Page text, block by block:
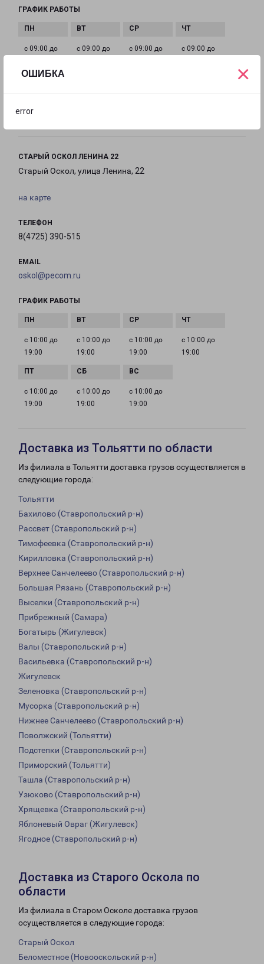
ОШИБКА
error
×
ГРАФИК РАБОТЫ
с 09:00 до
с 09:00 до
с 09:00 до
с 09:00 до
18:00
СТАРЫЙ ОСКОЛ ЛЕНИНА 22
Старый Оскол, улица Ленина, 22
на карте
ТЕЛЕФОН
8(4725) 390-515
EMAIL
oskol@pecom.ru
ГРАФИК РАБОТЫ
с 10:00 до
19:00
с 10:00 до
19:00
с 10:00 до
19:00
с 10:00 до
19:00
с 10:00 до
19:00
с 10:00 до
19:00
с 10:00 до
19:00
Доставка из Тольятти по области
Из филиала в Тольятти доставка грузов осуществляется в
следующие города:
Тольятти
Бахилово (Ставропольский р-н)
Рассвет (Ставропольский р-н)
Тимофеевка (Ставропольский р-н)
Кирилловка (Ставропольский р-н)
Верхнее Санчелеево (Ставропольский р-н)
Большая Рязань (Ставропольский р-н)
Выселки (Ставропольский р-н)
Прибрежный (Самара)
Богатырь (Жигулевск)
Валы (Ставропольский р-н)
Васильевка (Ставропольский р-н)
Жигулевск
Зеленовка (Ставропольский р-н)
Мусорка (Ставропольский р-н)
Нижнее Санчелеево (Ставропольский р-н)
Поволжский (Тольятти)
Подстепки (Ставропольский р-н)
Приморский (Тольятти)
Ташла (Ставропольский р-н)
Узюково (Ставропольский р-н)
Хрящевка (Ставропольский р-н)
Яблоневый Овраг (Жигулевск)
Ягодное (Ставропольский р-н)
Доставка из Старого Оскола по
области
Из филиала в Старом Осколе доставка грузов
осуществляется в следующие города:
Старый Оскол
Беломестное (Новооскольский р-н)